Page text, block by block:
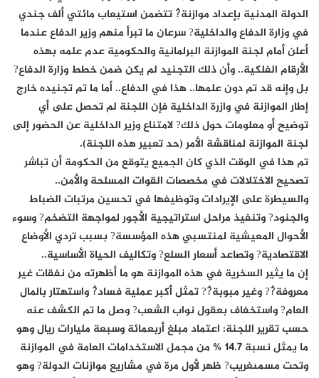
الدولة المدنية بإعداد موازنة?ُ تتضمن استيعاب مائتي ألف جندي
في وزارة الدفاع والداخلية? سرعان ما تبرأ منهم وزير الدفاع عندما
أعلن أمام لجنة الموازنة البرلمانية والحكومية عدم علمه بهذه
الأرقام الفلكية.. وأن ذلك التجنيد لم يكن ضمن خطط وزارة الدفاع?
بل وإنه قد تم دون علمها.. هذا في الدفاع.. أما ما تم تجنيده خارج
إطار الموازنة في وازرة الداخلية فإن اللجنة لم تحصل على أي
توضيح أو معلومات حول ذلك? لامتناع وزير الداخلية عن الحضور إلى
لجنة الموازنة لمناقشة الأمر (حد تعبير هذه اللجنة).
تم هذا في الوقت الذي كان الجميع يتوقع من الحكومة أن تباشر
تصحيح الاختلالات في مخصصات القوات المسلحة والأمن..
والسيطرة على الإيرادات وتوظيفها في تحسين مرتبات الضباط
والجنود? وتنفيذ مراحل استراتيجية الأجور لمواجهة التضخم? وسوء
الأحوال المعيشية لمنتسبي هذه المؤسسة? بسبب تردي الأوضاع
الاقتصادية? وتصاعد أسعار السلع? وتكاليف الحياة الأساسية..
إن ما يثير السخرية في هذه الموازنة هو ما أظهرته من نفقات غير
معروفة?ُ? وغير مبوبة?ُ? تمثل أكبر عملية فساد?ُ واستهتار بالمال
العام? واستخفاف بعقول نواب الشعب? وصل ما تم الكشف عنه
حسب تقرير اللجنة: اعتماد مبلغ أربعمائة وسبعة مليارات ريال وهو
ما يمثل نسبة 14.7 % من مجمل الاستخدامات العامة في الموازنة
وتحت مسمىغريب? ظهر لأول مرة في مشاريع موازنات الدولة? وهو